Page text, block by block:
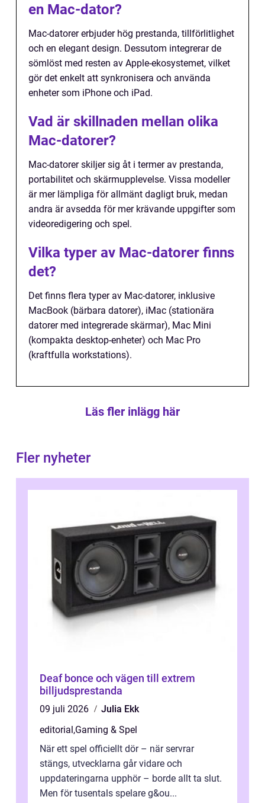
en Mac-dator?
Mac-datorer erbjuder hög prestanda, tillförlitlighet
och en elegant design. Dessutom integrerar de
sömlöst med resten av Apple-ekosystemet, vilket
gör det enkelt att synkronisera och använda
enheter som iPhone och iPad.
Vad är skillnaden mellan olika
Mac-datorer?
Mac-datorer skiljer sig åt i termer av prestanda,
portabilitet och skärmupplevelse. Vissa modeller
är mer lämpliga för allmänt dagligt bruk, medan
andra är avsedda för mer krävande uppgifter som
videoredigering och spel.
Vilka typer av Mac-datorer finns
det?
Det finns flera typer av Mac-datorer, inklusive
MacBook (bärbara datorer), iMac (stationära
datorer med integrerade skärmar), Mac Mini
(kompakta desktop-enheter) och Mac Pro
(kraftfulla workstations).
Läs fler inlägg här
Fler nyheter
Deaf bonce och vägen till extrem
billjudsprestanda
09 juli 2026
Julia Ekk
editorial ,Gaming & Spel
När ett spel officiellt dör – när servrar
stängs, utvecklarna går vidare och
uppdateringarna upphör – borde allt ta slut.
Men för tusentals spelare g&ou...